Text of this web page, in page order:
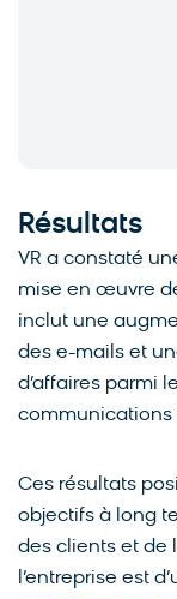
Résultats
VR a constaté
mise en œuvre
inclut une
des e-mails et
d’affaires parmi
communications
Ces résultats
objectifs à long
des clients et de
l’entreprise est